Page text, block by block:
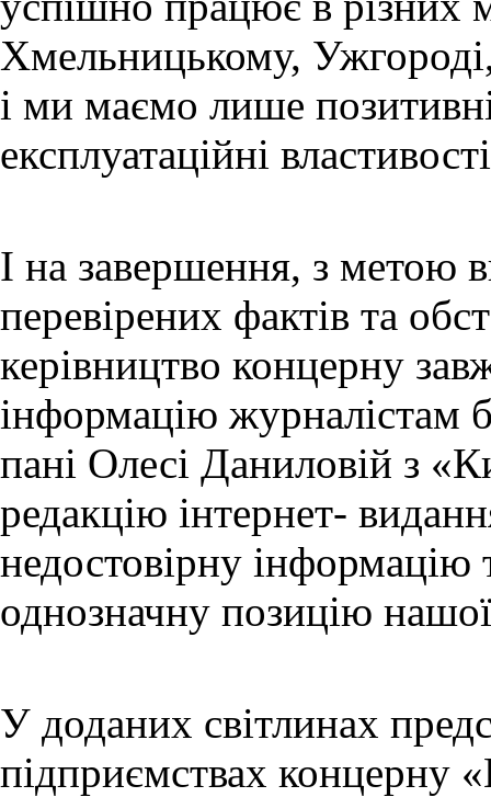
Хмельницькому,
і ми маємо лише
експлуатаційні
І на завершення, з метою
перевірених фактів та
керівництво концерну
інформацію журналістам
пані Олесі Даниловій з
редакцію інтернет-
недостовірну інформацію
однозначну позицію
У доданих світлинах
підприємствах концерну